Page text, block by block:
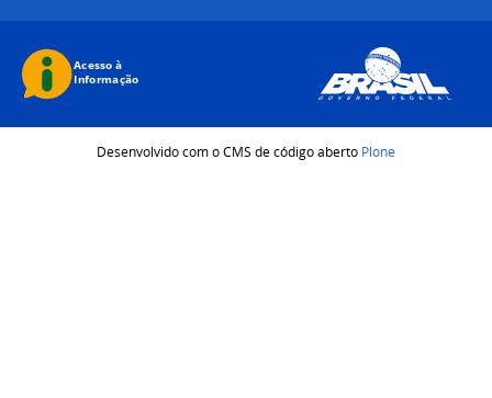
Desenvolvido com o CMS de código aberto Plone